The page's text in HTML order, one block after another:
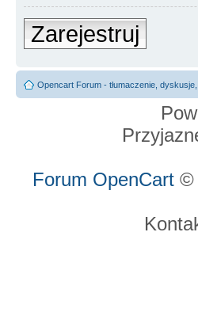
Zarejestruj
Opencart Forum - tłumaczenie,
Forum OpenCart ©